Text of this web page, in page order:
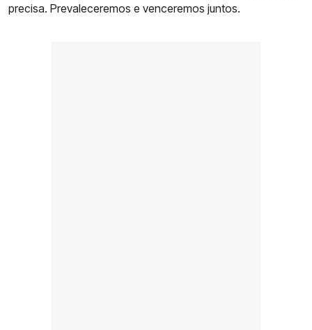
precisa. Prevaleceremos e venceremos juntos.